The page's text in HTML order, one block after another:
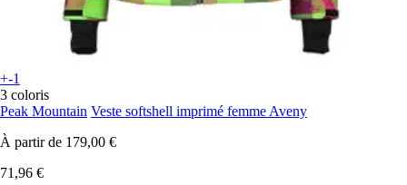
+-1
3 coloris
Peak Mountain Veste softshell imprimé femme Aveny
À partir de 179,00 €
71,96 €